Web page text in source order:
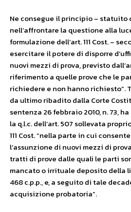
Ne consegue il principio – statuito
nell’affrontare la questione alla
formulazione dell’art. 111 Cost. –
esercitare il potere di disporre
nuovi mezzi di prova, previsto
riferimento a quelle prove che le
richiedere e non hanno richiesto”.
da ultimo ribadito dalla Corte
sentenza 26 febbraio 2010, n. 73,
la q.l.c. dell’art. 507 sollevata
111 Cost. “nella parte in cui
l’assunzione di nuovi mezzi di
tratti di prove dalle quali le parti
mancato o irrituale deposito della
468 c.p.p., e, a seguito di tale
acquisizione probatoria”.